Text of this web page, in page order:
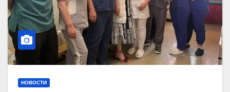
НОВОСТИ